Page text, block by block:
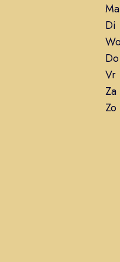
Ma
Di
Do
Vr
Za
Zo